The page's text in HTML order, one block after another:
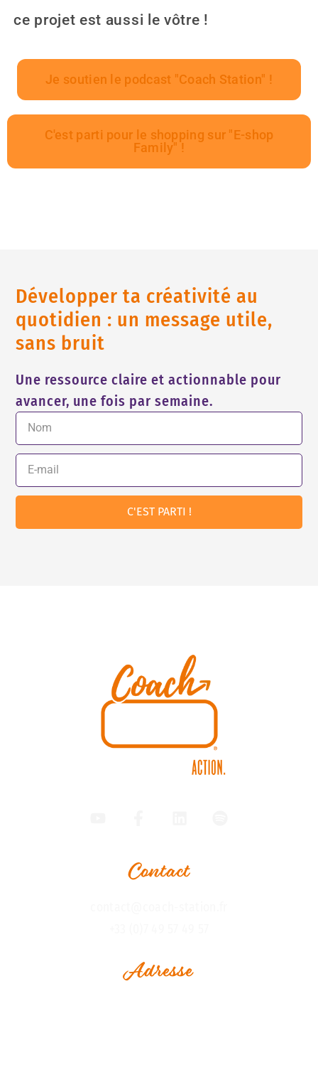
ce projet est aussi le vôtre !
Je soutien le podcast "Coach Station" !
C'est parti pour le shopping sur "E-shop
Family" !
Développer ta créativité au
quotidien : un message utile,
sans bruit
Une ressource claire et actionnable pour
avancer, une fois par semaine.
C'EST PARTI !
Contact
Adresse